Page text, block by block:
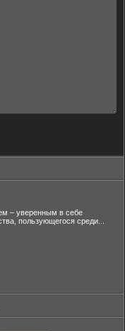
– уверенным в себе
пользующегося среди...